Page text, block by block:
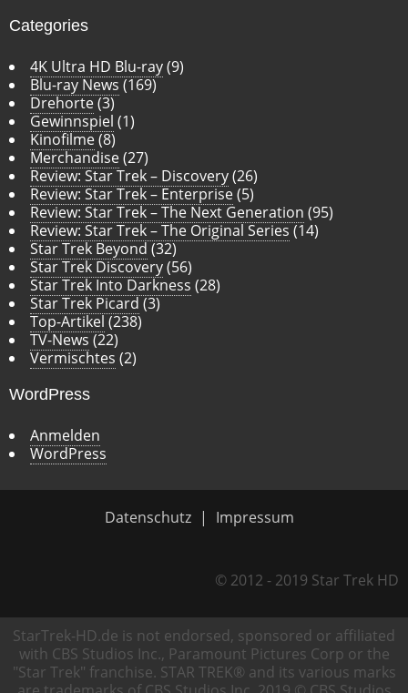
Categories
4K Ultra HD Blu-ray(9)
Blu-ray News (169)
Drehorte(3)
Gewinnspiel (1)
Kinofilme(8)
Merchandise(27)
Review: Star Trek – Discovery(26)
Review: Star Trek – Enterprise(5)
Review: Star Trek – The Next Generation (95)
Review: Star Trek – The Original Series (14)
Star Trek Beyond (32)
Star Trek Discovery(56)
Star Trek Into Darkness (28)
Star Trek Picard (3)
Top-Artikel (238)
TV-News (22)
Vermischtes (2)
WordPress
Anmelden
WordPress
Datenschutz Impressum
© 2012 - 2019 Star Trek HD
StarTrek-HD.de is not endorsed, sponsored or affiliated
with CBS Studios Inc., Paramount Pictures Corp or the
"Star Trek" franchise. STAR TREK® and its various marks